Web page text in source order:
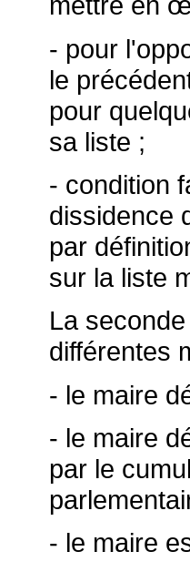
- pour
le
pour
sa liste ;
- condition
dissidence
par
sur la liste
La
différentes
- le maire
- le maire
par le
- le maire